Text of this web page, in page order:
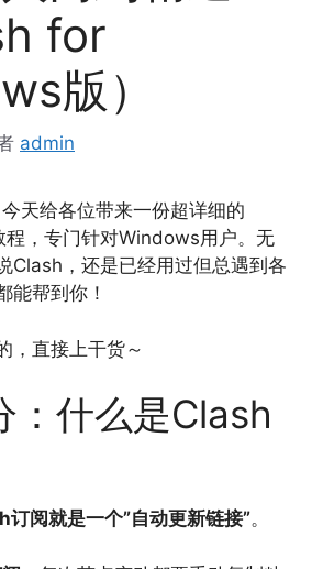
for
版）
admin
今天给各位带来一份超详细的
程，专门针对Windows用户。无
Clash，还是已经用过但总遇到各
能帮到你！
，直接上干货～
：什么是Clash
订阅就是一个”自动更新链接”。